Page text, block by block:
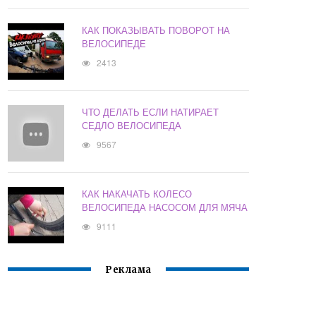
КАК ПОКАЗЫВАТЬ ПОВОРОТ НА
ВЕЛОСИПЕДЕ
2413
ЧТО ДЕЛАТЬ ЕСЛИ НАТИРАЕТ
СЕДЛО ВЕЛОСИПЕДА
9567
КАК НАКАЧАТЬ КОЛЕСО
ВЕЛОСИПЕДА НАСОСОМ ДЛЯ МЯЧА
9111
Реклама